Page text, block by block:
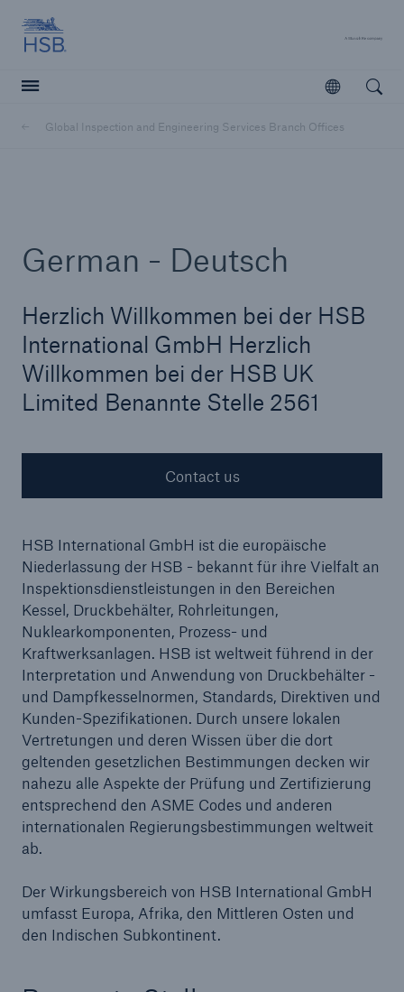
Open
Global Inspection and Engineering Services Branch Offices
German - Deutsch
Herzlich Willkommen bei der HSB
International GmbH Herzlich
Willkommen bei der HSB UK
Limited Benannte Stelle 2561
Contact us
HSB International GmbH ist die europäische
Niederlassung der HSB - bekannt für ihre Vielfalt an
Inspektionsdienstleistungen in den Bereichen
Kessel, Druckbehälter, Rohrleitungen,
Nuklearkomponenten, Prozess- und
Kraftwerksanlagen. HSB ist weltweit führend in der
Interpretation und Anwendung von Druckbehälter -
und Dampfkesselnormen, Standards, Direktiven und
Kunden-Spezifikationen. Durch unsere lokalen
Vertretungen und deren Wissen über die dort
geltenden gesetzlichen Bestimmungen decken wir
nahezu alle Aspekte der Prüfung und Zertifizierung
entsprechend den ASME Codes und anderen
internationalen Regierungsbestimmungen weltweit
ab.
Der Wirkungsbereich von HSB International GmbH
umfasst Europa, Afrika, den Mittleren Osten und
den Indischen Subkontinent.
HSB Cyber Suite
Protect against emerging cyber risks with
HSB Total Cyber